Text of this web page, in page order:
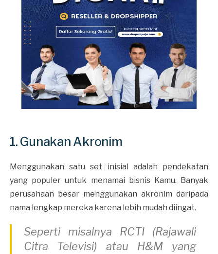
1. Gunakan Akronim
Menggunakan satu set inisial adalah pendekatan
yang populer untuk menamai bisnis Kamu. Banyak
perusahaan besar menggunakan akronim daripada
nama lengkap mereka karena lebih mudah diingat.
Seperti misalnya RCTI (Rajawali
Citra Televisi) atau H&M yang